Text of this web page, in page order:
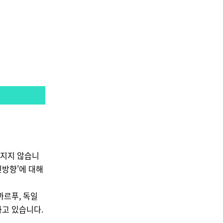
지 않습니
향'에 대해
르푸, 독일
있습니다.